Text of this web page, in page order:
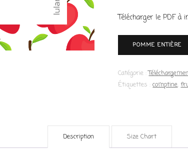
Télécharger le PDF à
POMME ENTIÈRE
Catégorie :
Étiquettes :comptine,
Description Size Chart